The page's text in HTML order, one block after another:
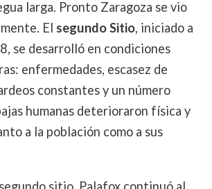
larga. Pronto Zaragoza se vio
El segundo Sitio, iniciado a
se desarrolló en condiciones
enfermedades, escasez de
constantes y un número
humanas deterioraron física y
a la población como a sus
sitio, Palafox continuó al